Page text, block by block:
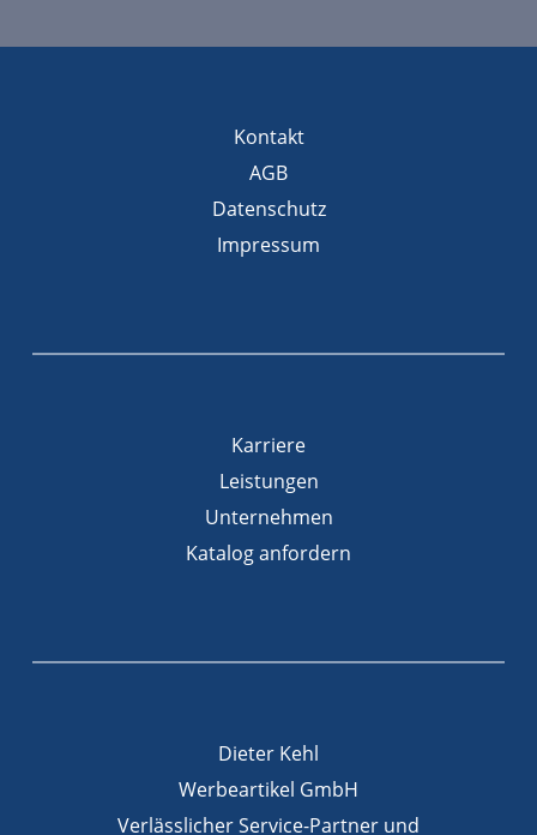
Kontakt
AGB
Datenschutz
Impressum
Karriere
Leistungen
Unternehmen
Katalog anfordern
Dieter Kehl
Werbeartikel GmbH
Verlässlicher Service-Partner und